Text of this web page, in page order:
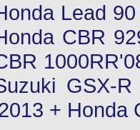
Lead
CBR
GSX-
+ Honda